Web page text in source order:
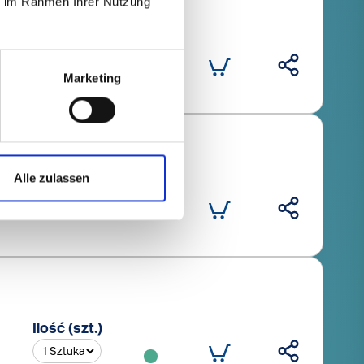
Marketing
Alle zulassen
Ilość (szt.)
Ilość (szt.)